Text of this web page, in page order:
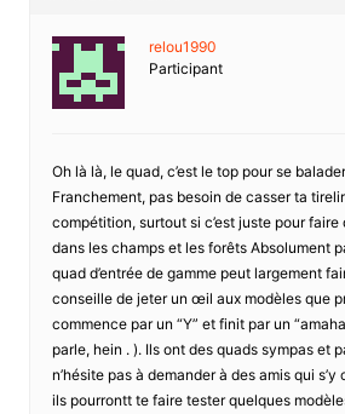
relou1990
Participant
Oh là là, le quad, c’est le top pour se
Franchement, pas besoin de casser ta
compétition, surtout si c’est juste pour
dans les champs et les forêts Absolument
quad d’entrée de gamme peut largement
conseille de jeter un œil aux modèles que
commence par un “Y” et finit par un
parle, hein . ). Ils ont des quads sympas et
n’hésite pas à demander à des amis qui
ils pourrontt te faire tester quelques